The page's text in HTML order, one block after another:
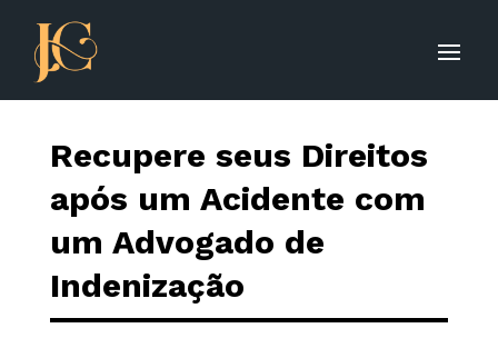
Recupere seus Direitos
após um Acidente com
um Advogado de
Indenização